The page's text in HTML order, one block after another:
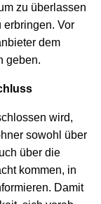
zu überlassen
erbringen. Vor
dem
geben.
wird,
sowohl über
über die
kommen, in
Damit